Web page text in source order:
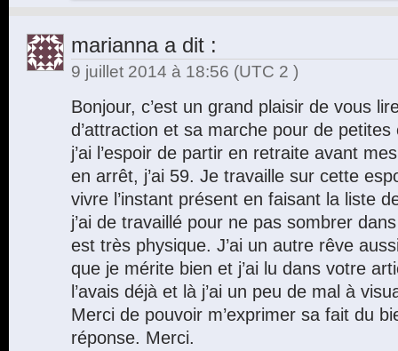
mariannaa dit :
9 juillet 2014 à 18:56 (UTC 2 )
Bonjour, c’est un grand plaisir de vous
d’attraction et sa marche pour de
j’ai l’espoir de partir en retraite avant
en arrêt, j’ai 59. Je travaille sur cette
vivre l’instant présent en faisant la liste
j’ai de travaillé pour ne pas sombrer
est très physique. J’ai un autre rêve
que je mérite bien et j’ai lu dans votre
l’avais déjà et là j’ai un peu de mal à
Merci de pouvoir m’exprimer sa fait du
réponse. Merci.